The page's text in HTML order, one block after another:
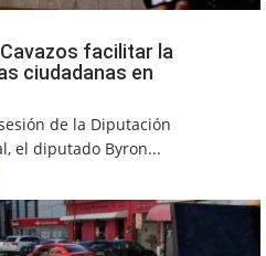
facilitar la
ciudadanas en
de la Diputación
el diputado Byron...